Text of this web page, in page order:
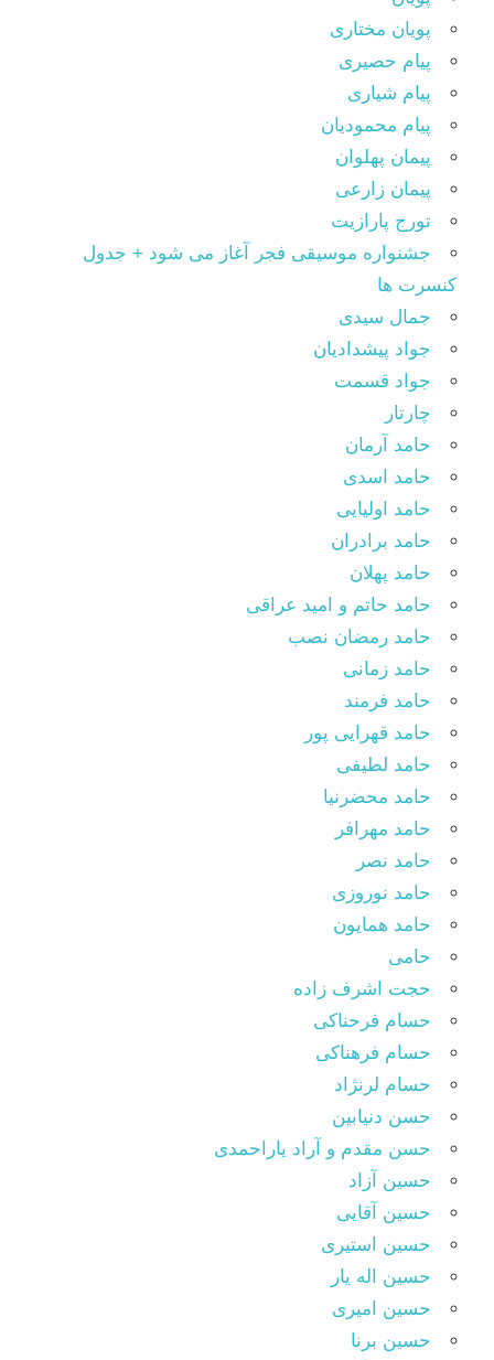
پویان مختاری
پیام حصیری
پیام شیاری
پیام محمودیان
پیمان پهلوان
پیمان زارعی
تورج پارازیت
جشنواره موسیقی فجر آغاز می شود + جدول
کنسرت ها
جمال سیدی
جواد پیشدادیان
جواد قسمت
چارتار
حامد آرمان
حامد اسدی
حامد اولیایی
حامد برادران
حامد پهلان
حامد حاتم و امید عراقی
حامد رمضان نصب
حامد زمانی
حامد فرمند
حامد قهرایی پور
حامد لطیفی
حامد محضرنیا
حامد مهرافر
حامد نصر
حامد نوروزی
حامد همایون
حامی
حجت اشرف زاده
حسام فرحناکی
حسام فرهناکی
حسام لرنژاد
حسن دنیابین
حسن مقدم و آراد یاراحمدی
حسین آزاد
حسین آقایی
حسین استیری
حسین اله یار
حسین امیری
حسین برنا